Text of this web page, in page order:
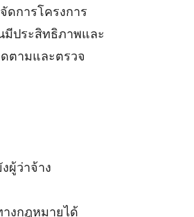
ดการโครงการ
มีประสิทธิภาพและ
ตามและตรวจ
ผู้ว่าจ้าง
งกฎหมายได้